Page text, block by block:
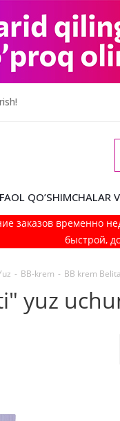
QO’SHIMCHALAR
заказов временно
быстрой,
- BB-krem - BB krem Belita
yuz